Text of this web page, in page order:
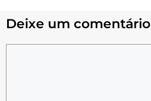
Deixe um comentário